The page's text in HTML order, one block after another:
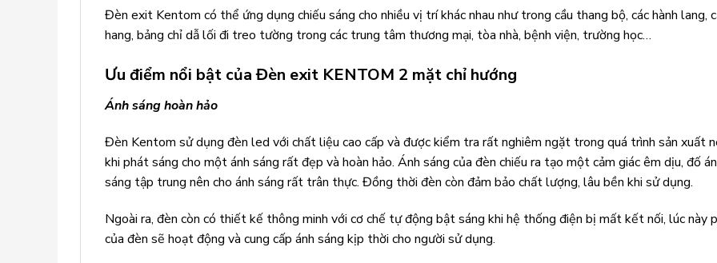
Đèn exit Kentom có thể ứng dụng chiếu sáng cho nhiều vị trí khác nhau như trong cầu thang bộ, các hành lang,
hang, bảng chỉ dẫ lối đi treo tường trong các trung tâm thương mại, tòa nhà, bệnh viện, trường học…
Ưu điểm nổi bật của Đèn exit KENTOM 2 mặt chỉ hướng
Ánh sáng hoàn hảo
Đèn Kentom sử dụng đèn led với chất liệu cao cấp và được kiểm tra rất nghiêm ngặt trong quá trình sản xuất
khi phát sáng cho một ánh sáng rất đẹp và hoàn hảo. Ánh sáng của đèn chiếu ra tạo một cảm giác êm dịu, đố
sáng tập trung nên cho ánh sáng rất trân thực. Đồng thời đèn còn đảm bảo chất lượng, lâu bền khi sử dụng.
Ngoài ra, đèn còn có thiết kế thông minh với cơ chế tự động bật sáng khi hệ thống điện bị mất kết nối, lúc này
của đèn sẽ hoạt động và cung cấp ánh sáng kịp thời cho người sử dụng.